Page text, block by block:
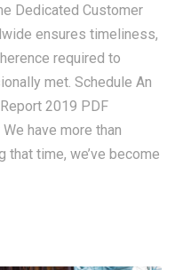
Dedicated Customer
ensures timeliness,
required to
met. Schedule An
2019 PDF
have more than
time, we’ve become